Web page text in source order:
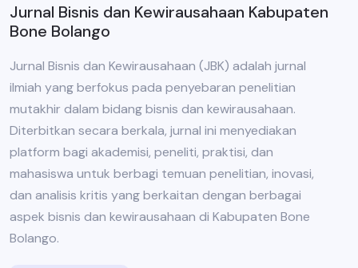
Jurnal Bisnis dan Kewirausahaan Kabupaten
Bone Bolango
Jurnal Bisnis dan Kewirausahaan (JBK) adalah jurnal
ilmiah yang berfokus pada penyebaran penelitian
mutakhir dalam bidang bisnis dan kewirausahaan.
Diterbitkan secara berkala, jurnal ini menyediakan
platform bagi akademisi, peneliti, praktisi, dan
mahasiswa untuk berbagi temuan penelitian, inovasi,
dan analisis kritis yang berkaitan dengan berbagai
aspek bisnis dan kewirausahaan di Kabupaten Bone
Bolango.